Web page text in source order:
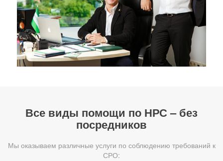
Все виды помощи по НРС – без
посредников
Мы оказываем различные услуги по соблюдению требований к
СРО: